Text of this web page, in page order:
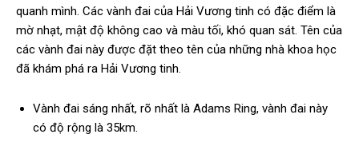
quanh mình. Các vành đai của Hải Vương tinh có đặc điểm là
mờ nhạt, mật độ không cao và màu tối, khó quan sát. Tên của
các vành đai này được đặt theo tên của những nhà khoa học
đã khám phá ra Hải Vương tinh.
Vành đai sáng nhất, rõ nhất là Adams Ring, vành đai này
có độ rộng là 35km.